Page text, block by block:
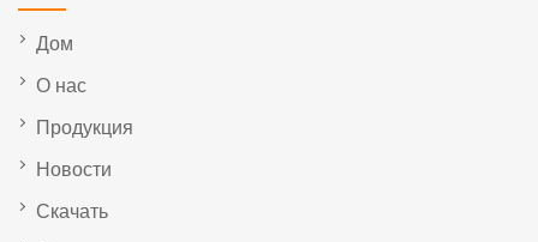
Дом
О нас
Продукция
Новости
Скачать